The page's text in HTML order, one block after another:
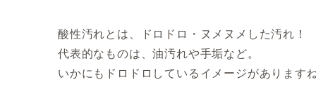
酸性汚れとは、ドロドロ・ヌメヌメした汚れ！
代表的なものは、油汚れや手垢など。
いかにもドロドロしているイメージがあります